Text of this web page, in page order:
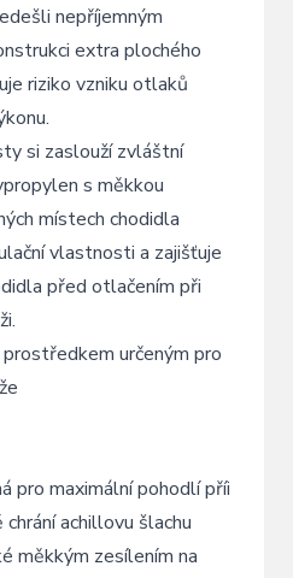
nepříjemným
extra plochého
riziko vzniku otlaků
si zaslouží zvláštní
s měkkou
místech chodidla
vlastnosti a zajišťuje
před otlačením při
určeným pro
pro maximální pohodlí příi
achillovu šlachu
měkkým zesílením na